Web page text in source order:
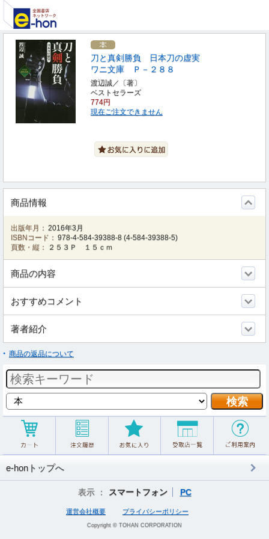
刀と真剣勝負 日本刀の虚実
ワニ文庫 Ｐ－２８８
渡辺誠／〔著〕
ベストセラーズ
774円
現在ご注文できません
商品情報
出版年月： 2016年3月
ISBNコード： 978-4-584-39388-8 (4-584-39388-5)
頁数・縦：
２５３Ｐ １５ｃｍ
商品の内容
おすすめコメント
著者紹介
商品の返品について
e-honトップへ
表示 ： スマートフォン PC
運営会社概要 プライバシーポリシー
Copyright © TOHAN CORPORATION